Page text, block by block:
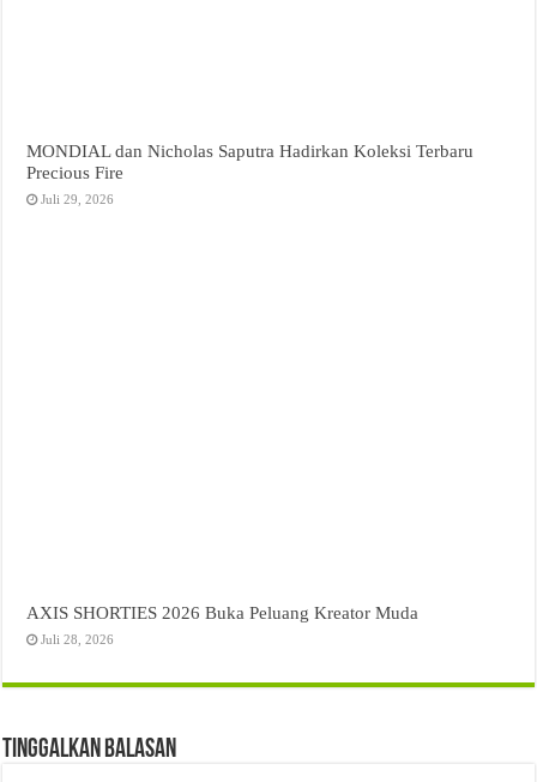
MONDIAL dan Nicholas Saputra Hadirkan Koleksi Terbaru
Precious Fire
Juli 29, 2026
AXIS SHORTIES 2026 Buka Peluang Kreator Muda
Juli 28, 2026
Tinggalkan Balasan